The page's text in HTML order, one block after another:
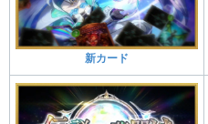
新カード